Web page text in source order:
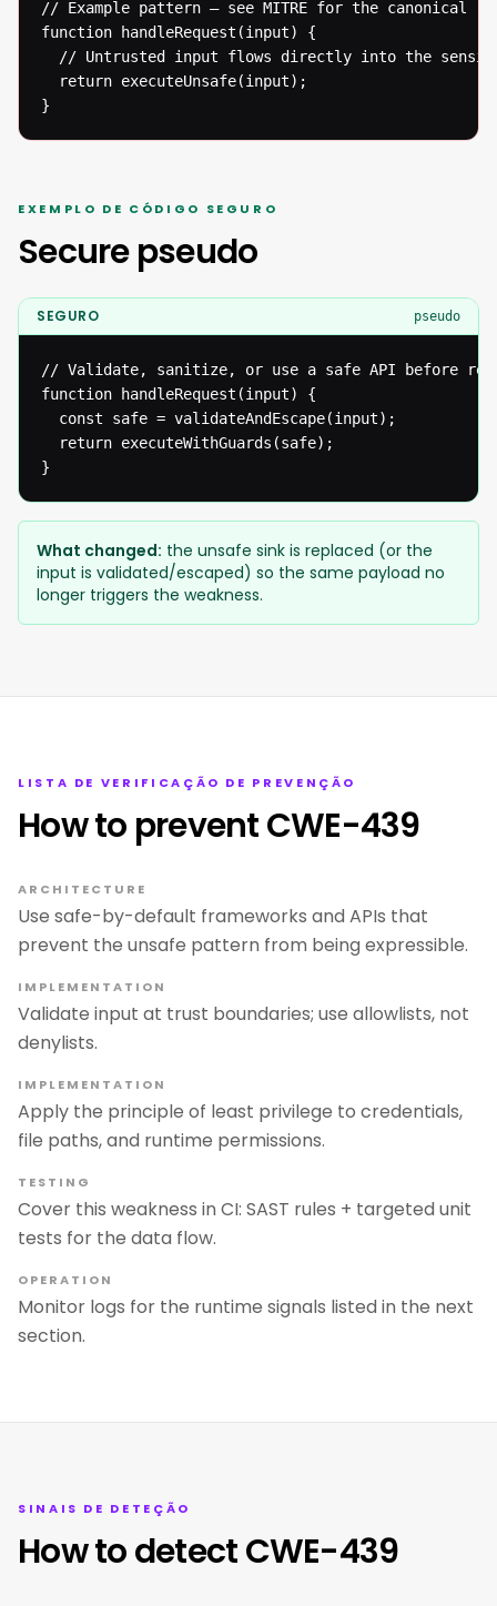
// Example pattern — see MITRE for the canonical
function handleRequest(input) {
// Untrusted input flows directly into the
  return executeUnsafe(input);
}
EXEMPLO DE CÓDIGO SEGURO
Secure pseudo
SEGURO pseudo
// Validate, sanitize, or use a safe API before
function handleRequest(input) {
  const safe = validateAndEscape(input);
  return executeWithGuards(safe);
}
What changed: the unsafe sink is replaced (or the
input is validated/escaped) so the same payload no
longer triggers the weakness.
LISTA DE VERIFICAÇÃO DE PREVENÇÃO
How to prevent CWE-439
ARCHITECTURE
Use safe-by-default frameworks and APIs that
prevent the unsafe pattern from being expressible.
IMPLEMENTATION
Validate input at trust boundaries; use allowlists, not
denylists.
IMPLEMENTATION
Apply the principle of least privilege to credentials,
file paths, and runtime permissions.
TESTING
Cover this weakness in CI: SAST rules + targeted unit
tests for the data flow.
OPERATION
Monitor logs for the runtime signals listed in the next
section.
SINAIS DE DETEÇÃO
How to detect CWE-439